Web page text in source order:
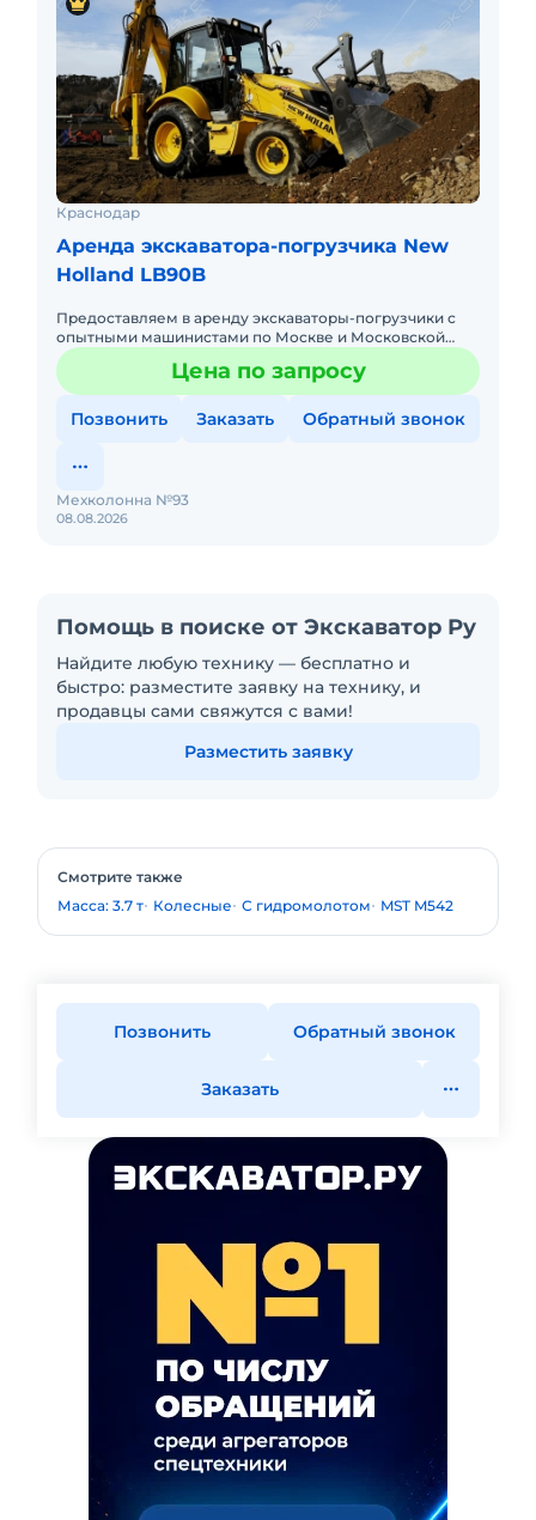
Краснодар
Аренда экскаватора-погрузчика New
Holland LB90B
Предоставляем в аренду экскаваторы-погрузчики с
опытными машинистами по Москве и Московской
области. Любой вид аренды. Долгосрочный,
краткосрочный (почасовой, п
Цена по запросу
Позвонить Заказать Обратный звонок
08.08.2026
Мехколонна №93
Помощь в поиске от Экскаватор Ру
Найдите любую технику — бесплатно и
быстро: разместите заявку на технику, и
продавцы сами свяжутся с вами!
Разместить заявку
Смотрите также
Масса: 3.7 т Колесные С гидромолотом MST M542
Позвонить Обратный звонок
Заказать